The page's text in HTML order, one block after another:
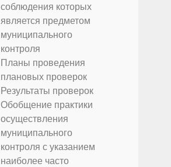
соблюдения которых
является предметом
муниципального
контроля
Планы проведения
плановых проверок
Результаты проверок
Обобщение практики
осуществления
муниципального
контроля с указанием
наиболее часто